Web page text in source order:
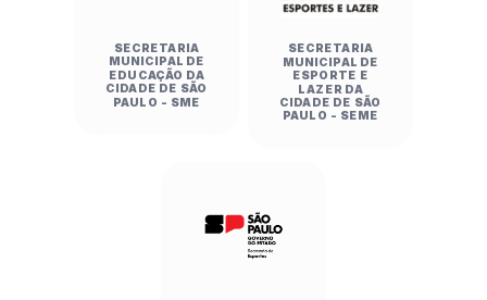
SECRETARIA
MUNICIPAL DE
EDUCAÇÃO DA
CIDADE DE SÃO
PAULO - SME
SECRETARIA
MUNICIPAL DE
ESPORTE E
LAZER DA
CIDADE DE SÃO
PAULO - SEME